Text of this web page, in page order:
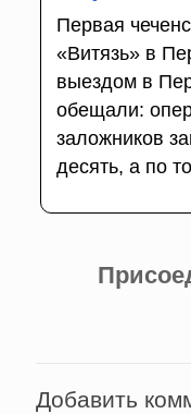
Первая
«Витязь» в
выездом в
обещали:
заложников
десять, а по
Добавить